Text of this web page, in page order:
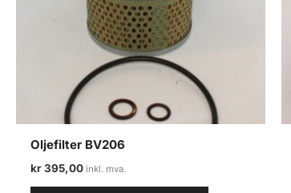
Oljefilter BV206
kr395,00